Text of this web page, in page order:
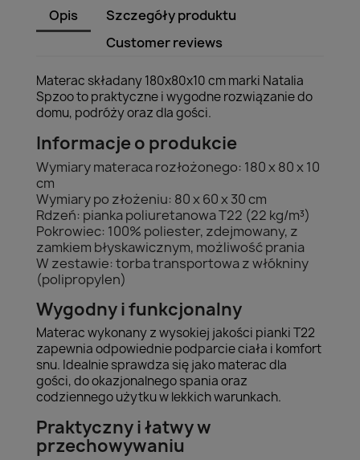
Opis
Szczegóły produktu
Customer reviews
Materac składany 180x80x10 cm marki Natalia
Spzoo to praktyczne i wygodne rozwiązanie do
domu, podróży oraz dla gości.
Informacje o produkcie
Wymiary materaca rozłożonego: 180 x 80 x 10
cm
Wymiary po złożeniu: 80 x 60 x 30 cm
Rdzeń: pianka poliuretanowa T22 (22 kg/m³)
Pokrowiec: 100% poliester, zdejmowany, z
zamkiem błyskawicznym, możliwość prania
W zestawie: torba transportowa z włókniny
(polipropylen)
Wygodny i funkcjonalny
Materac wykonany z wysokiej jakości pianki T22
zapewnia odpowiednie podparcie ciała i komfort
snu. Idealnie sprawdza się jako materac dla
gości, do okazjonalnego spania oraz
codziennego użytku w lekkich warunkach.
Praktyczny i łatwy w
przechowywaniu